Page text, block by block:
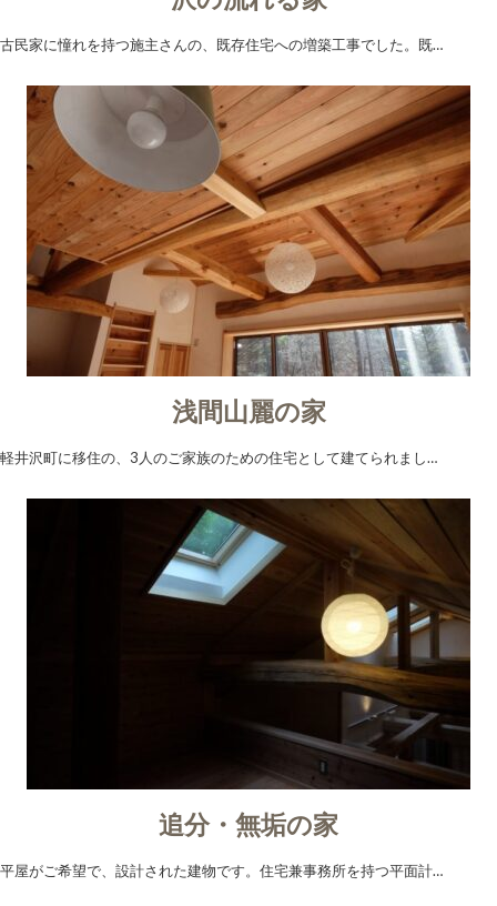
古民家に憧れを持つ施主さんの、既存住宅への増築工事でした。既…
浅間山麗の家
軽井沢町に移住の、3人のご家族のための住宅として建てられまし…
追分・無垢の家
平屋がご希望で、設計された建物です。住宅兼事務所を持つ平面計…